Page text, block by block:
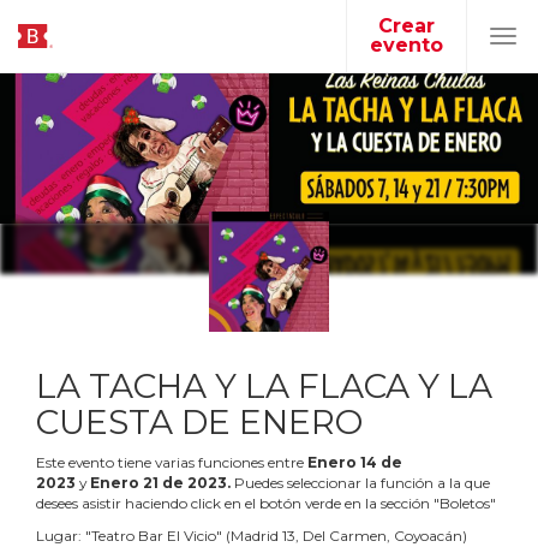
Crear
evento
LA TACHA Y LA FLACA Y LA
CUESTA DE ENERO
Este evento tiene varias funciones entre Enero 14 de
2023 y Enero 21 de 2023. Puedes seleccionar la función a la que
desees asistir haciendo click en el botón verde en la sección "Boletos"
Lugar: "Teatro Bar El Vicio" (Madrid 13, Del Carmen, Coyoacán)